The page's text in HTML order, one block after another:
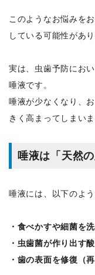
このようなお悩みを
している可能性があり
実は、虫歯予防にお
唾液です。
唾液が少なくなり、
きく高まってしまいま
唾液は「天然
唾液には、以下のよ
・食べかすや細菌を
・虫歯菌が作り出す
・歯の表面を修復（